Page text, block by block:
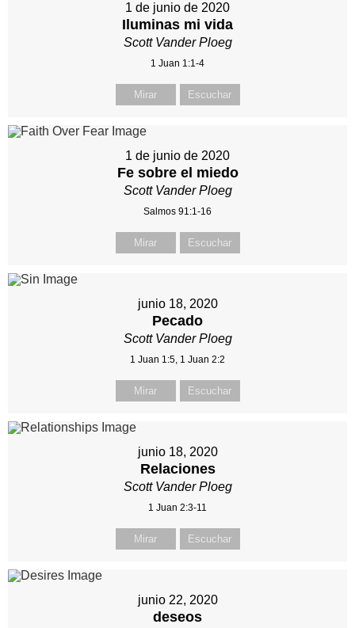
1 de junio de 2020
Iluminas mi vida
Scott Vander Ploeg
1 Juan 1:1-4
Mirar Escuchar
1 de junio de 2020
Fe sobre el miedo
Scott Vander Ploeg
Salmos 91:1-16
Mirar Escuchar
junio 18, 2020
Pecado
Scott Vander Ploeg
1 Juan 1:5, 1 Juan 2:2
Mirar Escuchar
junio 18, 2020
Relaciones
Scott Vander Ploeg
1 Juan 2:3-11
Mirar Escuchar
junio 22, 2020
deseos